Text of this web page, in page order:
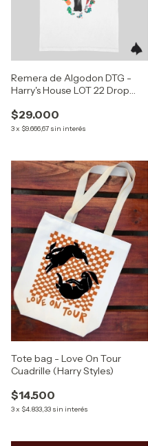
Remera de Algodon DTG -
Harry's House LOT 22 Drop
$29.000
3x $9.666,67 sin interés
Tote bag - Love On Tour
Cuadrille (Harry Styles)
$14.500
3x $4.833,33 sin interés